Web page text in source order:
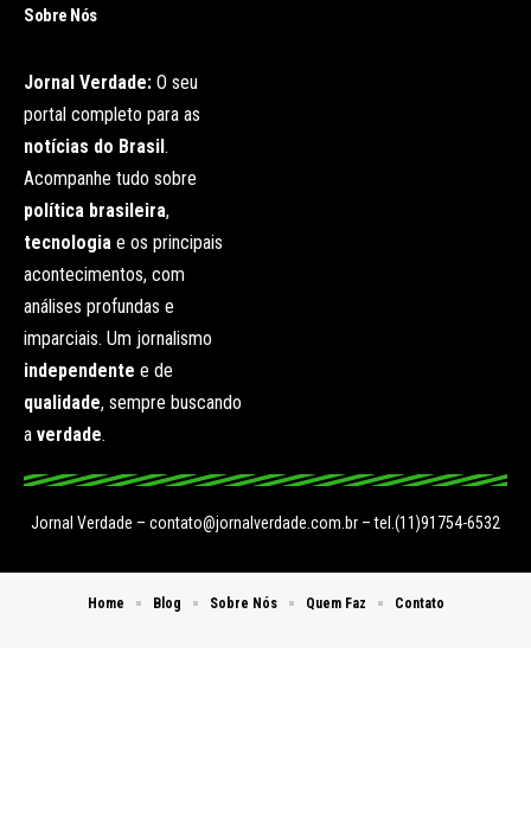
Sobre Nós
Jornal Verdade: O seu
portal completo para as
notícias do Brasil .
Acompanhe tudo sobre
política brasileira,
tecnologia e os principais
acontecimentos, com
análises profundas e
imparciais. Um jornalismo
independente e de
qualidade, sempre buscando
a verdade.
Jornal Verdade – contato@jornalverdade.com.br – tel.(11)91754-6532
Home Blog Sobre Nós Quem Faz Contato